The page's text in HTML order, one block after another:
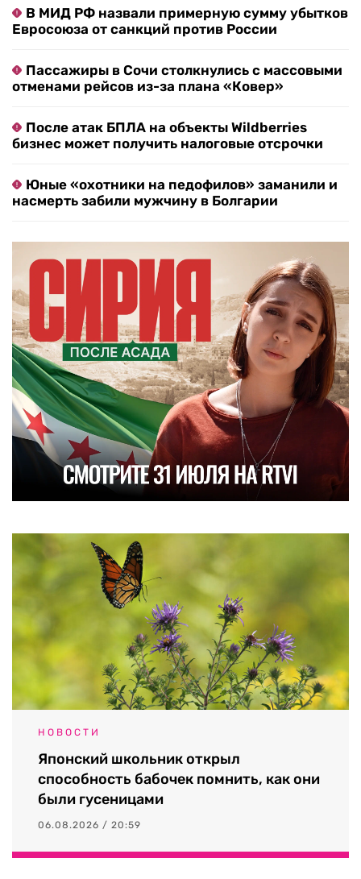
В МИД РФ назвали примерную сумму убытков
Евросоюза от санкций против России
Пассажиры в Сочи столкнулись с массовыми
отменами рейсов из-за плана «Ковер»
После атак БПЛА на объекты Wildberries
бизнес может получить налоговые отсрочки
Юные «охотники на педофилов» заманили и
насмерть забили мужчину в Болгарии
НОВОСТИ
Японский школьник открыл
способность бабочек помнить, как они
были гусеницами
06.08.2026 / 20:59